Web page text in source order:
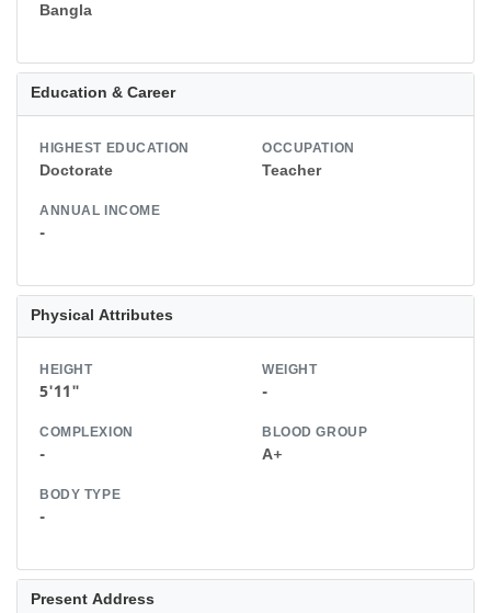
Bangla
Education & Career
HIGHEST EDUCATION
Doctorate
OCCUPATION
Teacher
ANNUAL INCOME
-
Physical Attributes
HEIGHT
5'11"
WEIGHT
-
COMPLEXION
-
BLOOD GROUP
A+
BODY TYPE
-
Present Address